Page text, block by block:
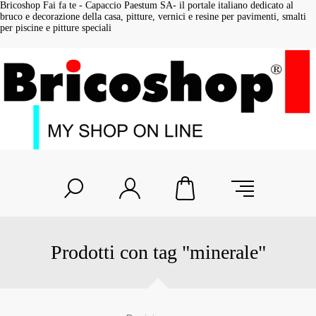
Bricoshop Fai fa te - Capaccio Paestum SA- il portale italiano dedicato al
bruco e decorazione della casa, pitture, vernici e resine per pavimenti, smalti
per piscine e pitture speciali
Prodotti con tag "minerale"